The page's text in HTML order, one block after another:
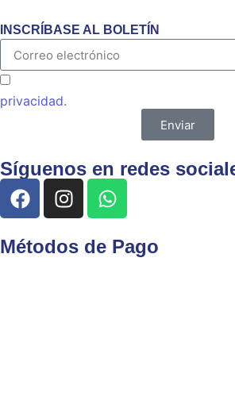
INSCRÍBASE AL BOLETÍN
privacidad.
Enviar
Síguenos en redes
Métodos de Pago